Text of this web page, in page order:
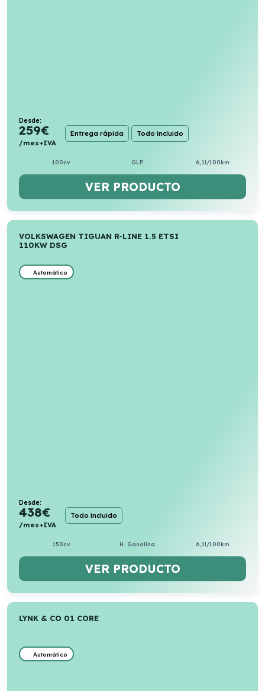
Desde:
259€
/mes+IVA
Entrega rápida Todo incluido
100cv GLP 6,1l/100km
VER PRODUCTO
VOLKSWAGEN TIGUAN R-LINE 1.5 ETSI
110KW DSG
Automático
Desde:
438€
/mes+IVA
Todo incluido
150cv H. Gasolina 6,1l/100km
VER PRODUCTO
LYNK & CO 01 CORE
Automático